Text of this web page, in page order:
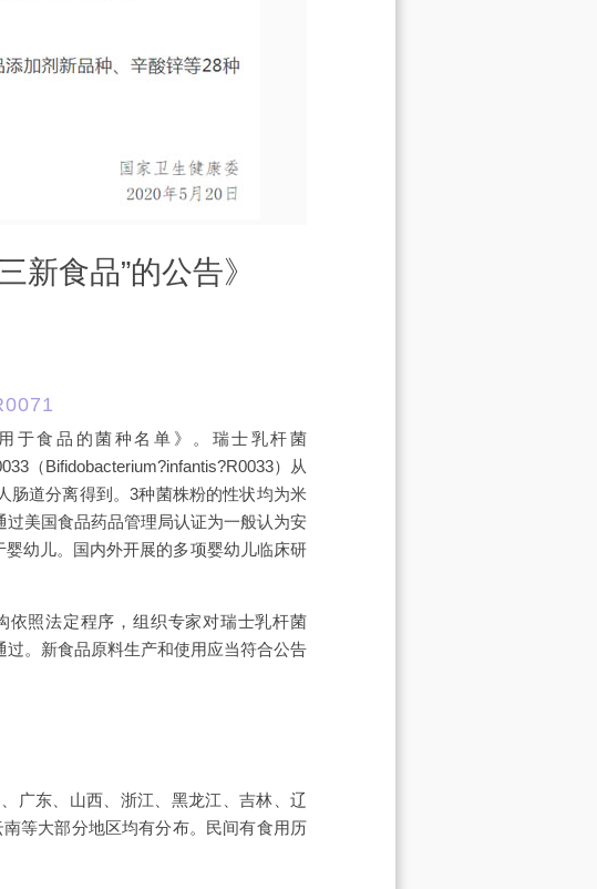
新食品”的公告》
于食品的菌种名单》。瑞士乳杆菌
（Bifidobacterium?infantis?R0033）从
肠道分离得到。3种菌株粉的性状均为米
美国食品药品管理局认证为一般认为安
幼儿。国内外开展的多项婴幼儿临床研
照法定程序，组织专家对瑞士乳杆菌
。新食品原料生产和使用应当符合公告
广东、山西、浙江、黑龙江、吉林、辽
等大部分地区均有分布。民间有食用历